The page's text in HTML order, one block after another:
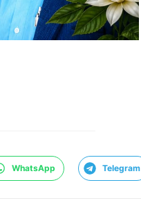
WhatsApp Telegram